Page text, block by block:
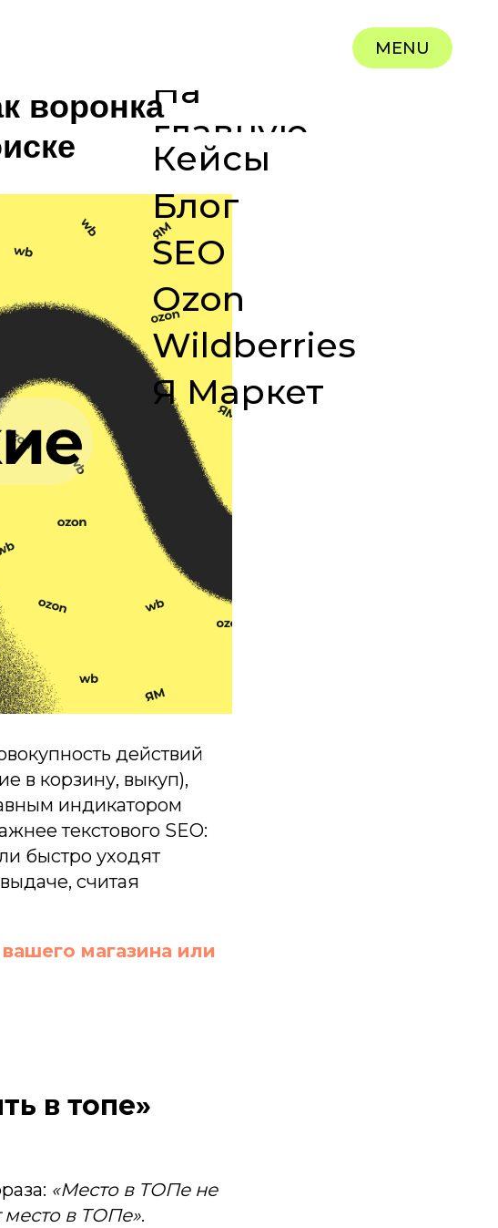
MENU
Кейсы
Блог
На
главную
SEO
Ozon
Wildberries
Я Маркет
воронка
действий
в корзину, выкуп),
индикатором
текстового SEO:
быстро уходят
считая
магазина или
в топе»
«Место в ТОПе не
в ТОПе».